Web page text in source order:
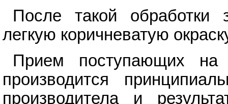
После такой обработки
легкую коричневатую
Прием поступающих на
производится
производитела и